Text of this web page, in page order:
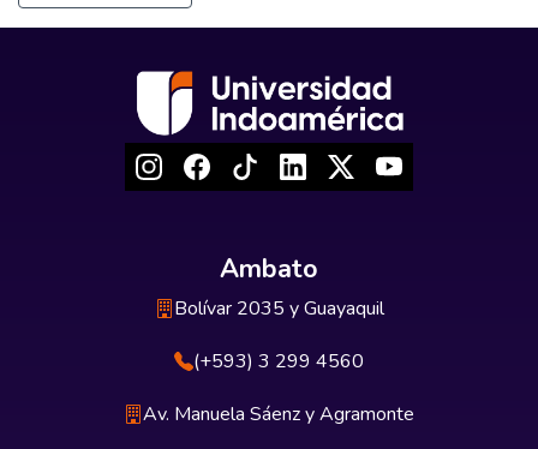
Ambato
Bolívar 2035 y Guayaquil
(+593) 3 299 4560
Av. Manuela Sáenz y Agramonte